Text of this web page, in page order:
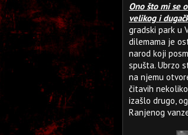
Ono što mi se
velikog i
gradski park u
dilemama je
narod koji
spušta. Ubrzo
na njemu
čitavih
izašlo drugo,
Ranjenog